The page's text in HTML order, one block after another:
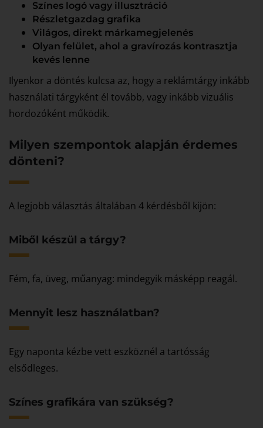
Színes logó vagy illusztráció
Részletgazdag grafika
Világos, direkt márkamegjelenés
Olyan felület, ahol a gravírozás kontrasztja
kevés lenne
Ilyenkor a döntés kulcsa az, hogy a reklámtárgy inkább
használati tárgyként él tovább, vagy inkább vizuális
hordozóként működik.
Milyen szempontok alapján érdemes
dönteni?
A legjobb választás általában 4 kérdésből kijön:
Miből készül a tárgy?
Fém, fa, üveg, műanyag: mindegyik másképp reagál.
Mennyit lesz használatban?
Egy naponta kézbe vett eszköznél a tartósság
elsődleges.
Színes grafikára van szükség?